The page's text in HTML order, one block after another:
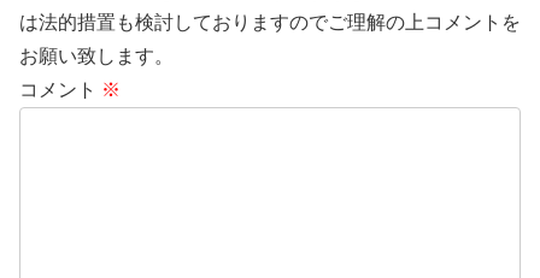
は法的措置も検討しておりますのでご理解の上コメントを
お願い致します。
コメント ※